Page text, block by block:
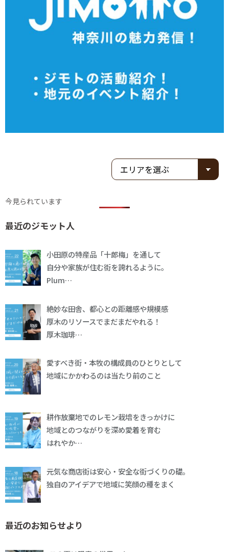
今見られています
最近のジモット人
小田原の特産品「十郎梅」を通して
自分や家族が住む街を誇れるように。
Plum…
絶妙な田舎、都心との距離感や規模感
厚木のリソースでまだまだやれる！
厚木珈琲…
愛すべき街・本牧の構成員のひとりとして
地域にかかわるのは当たり前のこと
耕作放棄地でのレモン栽培をきっかけに
地域とのつながりを深め愛着を育む
はれやか…
元気な商店街は安心・安全な街づくりの礎。
独自のアイデアで地域に笑顔の種をまく
最近のお知らせより